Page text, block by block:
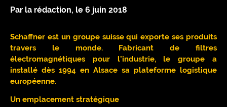
Par la rédaction, le 6 juin 2018
Schaffner est un groupe suisse qui exporte ses produits
travers le monde. Fabricant de filtres
électromagnétiques pour l’industrie, le groupe a
installé dès 1994 en Alsace sa plateforme logistique
européenne.
Un emplacement stratégique